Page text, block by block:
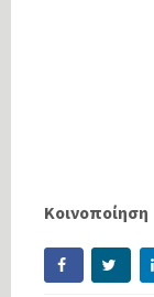
Κοινοποίηση